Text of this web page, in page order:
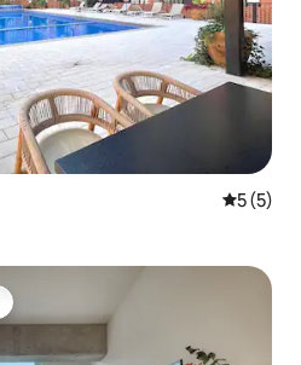
5 (5)